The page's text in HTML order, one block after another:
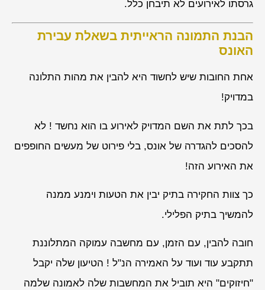
גרסתו לאירועים לא תיבחן כלל.
הבנת התמונה הראייתית בשאלת עבירת
האונס
אחת החובות שיש לחשוד היא להבין את מהות התלונה
במדויק!
בכך לתת את השם המדויק לאירוע בו הוא נחשד ! לא
להסכים להגדרה של אונס, בלי פירוט של מעשים החופפים
את האירוע הזה!
כך צוות החקירה בתיק יבין את הטעות וימנע ממנה
להמשיך בתיק הפלילי.
חובה להבין, עם הזמן, עם מחשבה עמוקה המתלוננת
תתקבע עוד ועוד על האמירה הנ"ל ! הטיעון שלה יקבל
"חיזוקים" היא תוביל את המחשבות שלה לאמונה שלמה